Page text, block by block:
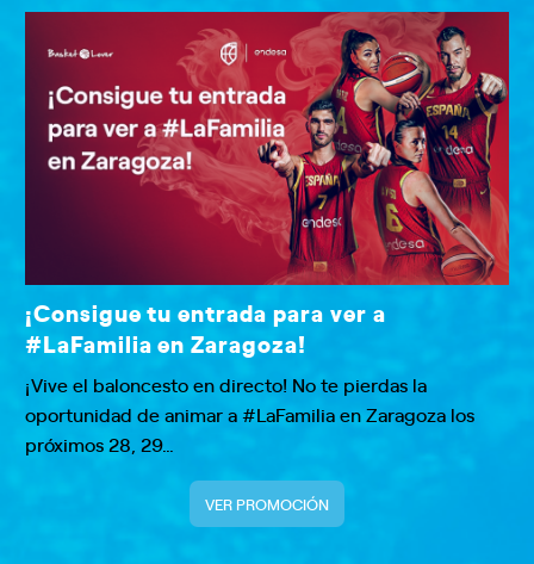
¡Consigue tu entrada para ver a
#LaFamilia en Zaragoza!
¡Vive el baloncesto en directo! No te pierdas la
oportunidad de animar a #LaFamilia en Zaragoza los
próximos 28, 29…
VER PROMOCIÓN